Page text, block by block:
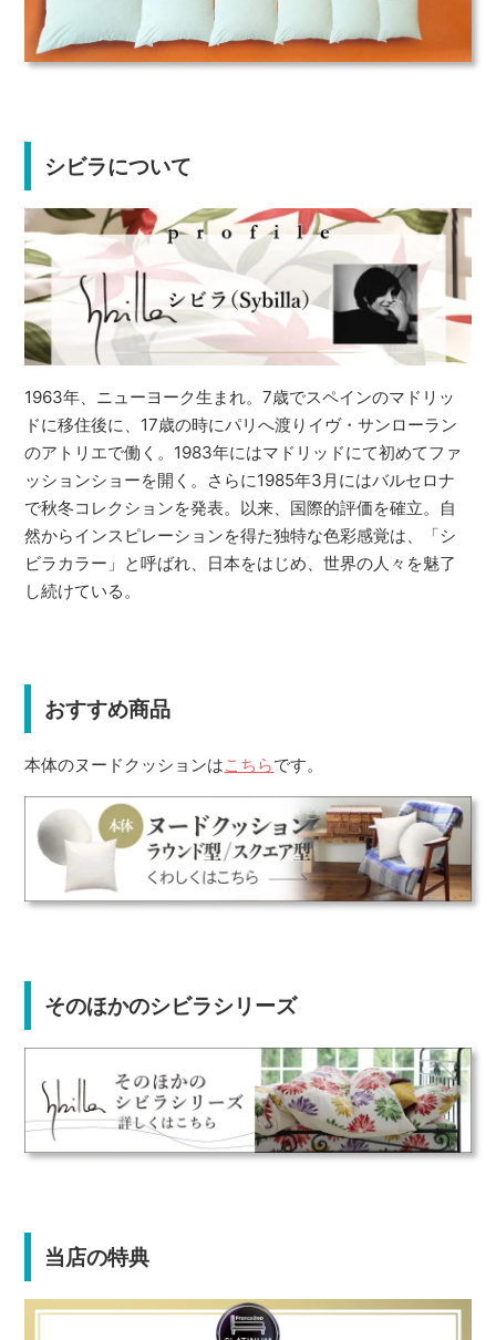
シビラについて
1963年、ニューヨーク生まれ。7歳でスペインのマドリッ
ドに移住後に、17歳の時にパリへ渡りイヴ・サンローラン
のアトリエで働く。1983年にはマドリッドにて初めてファ
ッションショーを開く。さらに1985年3月にはバルセロナ
で秋冬コレクションを発表。以来、国際的評価を確立。自
然からインスピレーションを得た独特な色彩感覚は、「シ
ビラカラー」と呼ばれ、日本をはじめ、世界の人々を魅了
し続けている。
おすすめ商品
本体のヌードクッションはこちらです。
そのほかのシビラシリーズ
当店の特典